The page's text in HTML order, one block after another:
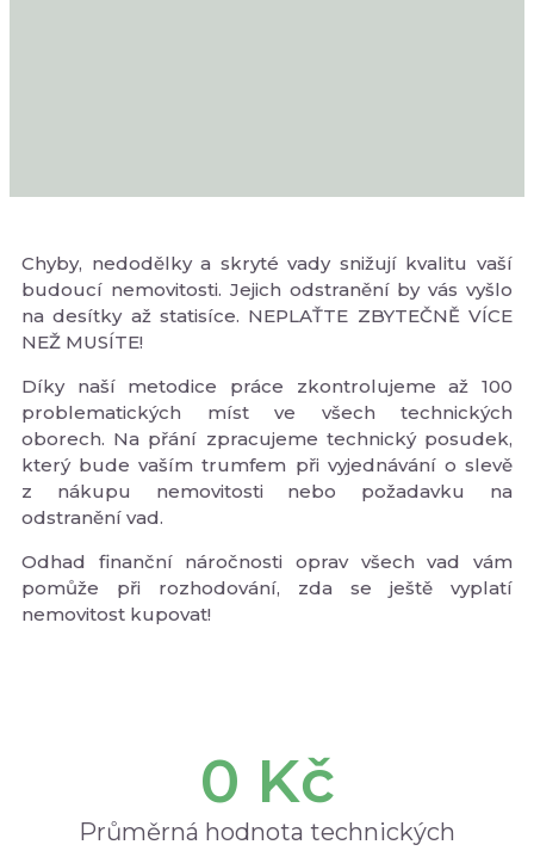
Chyby, nedodělky a skryté vady snižují kvalitu vaší
budoucí nemovitosti. Jejich odstranění by vás vyšlo
na desítky až statisíce. NEPLAŤTE ZBYTEČNĚ VÍCE
NEŽ MUSÍTE!
Díky naší metodice práce zkontrolujeme až 100
problematických míst ve všech technických
oborech. Na přání zpracujeme technický posudek,
který bude vaším trumfem při vyjednávání o slevě
z nákupu nemovitosti nebo požadavku na
odstranění vad.
Odhad finanční náročnosti oprav všech vad vám
pomůže při rozhodování, zda se ještě vyplatí
nemovitost kupovat!
0 Kč
Průměrná hodnota technických